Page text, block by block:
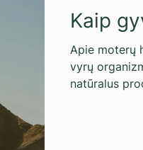
Kaip
Apie moterų
vyrų
natūralus